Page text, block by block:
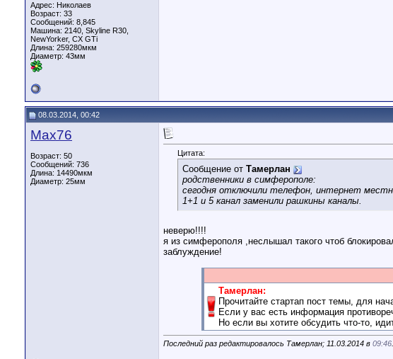
Адрес: Николаев
Возраст: 33
Сообщений: 8,845
Машина: 2140, Skyline R30,
NewYorker, CX GTi
Длина: 259280мкм
Диаметр: 43мм
08.03.2014, 00:42
Max76
Возраст: 50
Сообщений: 736
Длина: 14490мкм
Диаметр: 25мм
Цитата:
Сообщение от Тамерлан
родственники в симферополе:
сегодня отключили телефон, интернет
1+1 и 5 канал заменили рашкины каналы.
неверю!!!!
я из симферополя ,неслышал такого чтоб
заблуждение!
Тамерлан:
Прочитайте стартап пост темы, для
Если у вас есть информация
Но если вы хотите обсудить что-то,
Последний раз редактировалось Тамерлан; 11.03.2014 в 09:46